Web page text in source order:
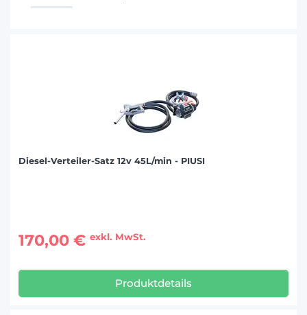
Diesel-Verteiler-Satz 12v 45L/min - PIUSI
170,00 € exkl. MwSt.
Produktdetails